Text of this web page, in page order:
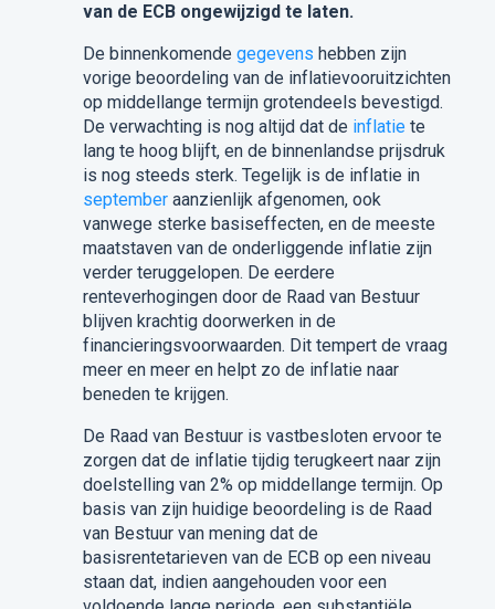
van de ECB ongewijzigd te laten.
De binnenkomende gegevens hebben zijn
vorige beoordeling van de inflatievooruitzichten
op middellange termijn grotendeels bevestigd.
De verwachting is nog altijd dat de inflatiete
lang te hoog blijft, en de binnenlandse prijsdruk
is nog steeds sterk. Tegelijk is de inflatie in
septemberaanzienlijk afgenomen, ook
vanwege sterke basiseffecten, en de meeste
maatstaven van de onderliggende inflatie zijn
verder teruggelopen. De eerdere
renteverhogingen door de Raad van Bestuur
blijven krachtig doorwerken in de
financieringsvoorwaarden. Dit tempert de vraag
meer en meer en helpt zo de inflatie naar
beneden te krijgen.
De Raad van Bestuur is vastbesloten ervoor te
zorgen dat de inflatie tijdig terugkeert naar zijn
doelstelling van 2% op middellange termijn. Op
basis van zijn huidige beoordeling is de Raad
van Bestuur van mening dat de
basisrentetarieven van de ECB op een niveau
staan dat, indien aangehouden voor een